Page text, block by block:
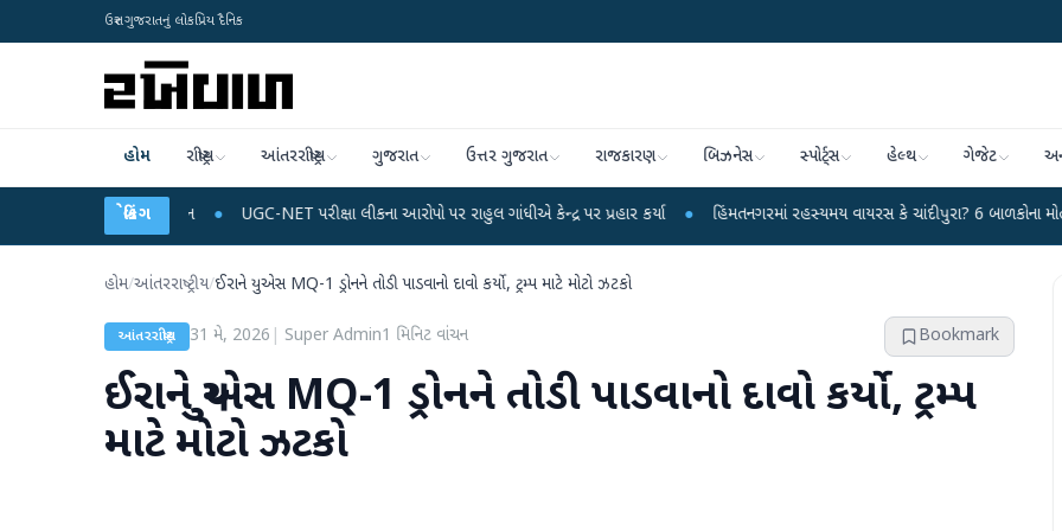
ઉત્તર ગુજરાતનું લોકપ્રિય દૈનિક
હોમ રાષ્ટ્રીય આંતરરાષ્ટ્રીય ગુજરાત ઉત્તર ગુજરાત રાજકારણ બિઝનેસ સ્પોર્ટ્સ હેલ્થ ગેજેટ
બ્રેકિંગ
● UGC-NET પરીક્ષા લીકના આરોપો પર રાહુલ ગાંધીએ કેન્દ્ર પર પ્રહાર કર્યા ● હિંમતનગરમાં રહસ્યમય વાયરસ કે ચાંદીપુરા? 6 બાળકોના મોતથી ફફડાટ ●
હોમ/આંતરરાષ્ટ્રીય/ઈરાને યુએસ MQ-1 ડ્રોનને તોડી પાડવાનો દાવો કર્યો, ટ્રમ્પ માટે મોટો ઝટકો
આંતરરાષ્ટ્રીય 31 મે, 2026 Super Admin1 મિનિટ વાંચન Bookmark
ઈરાને યુએસ MQ-1 ડ્રોનને તોડી પાડવાનો દાવો કર્યો, ટ્રમ્પ
માટે મોટો ઝટકો